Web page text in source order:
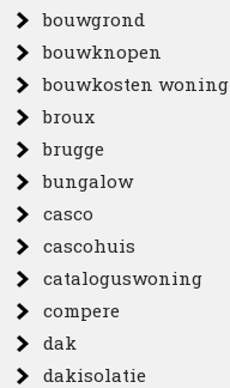
bouwgrond
bouwknopen
bouwkosten woning
broux
brugge
bungalow
casco
cascohuis
cataloguswoning
compere
dak
dakisolatie